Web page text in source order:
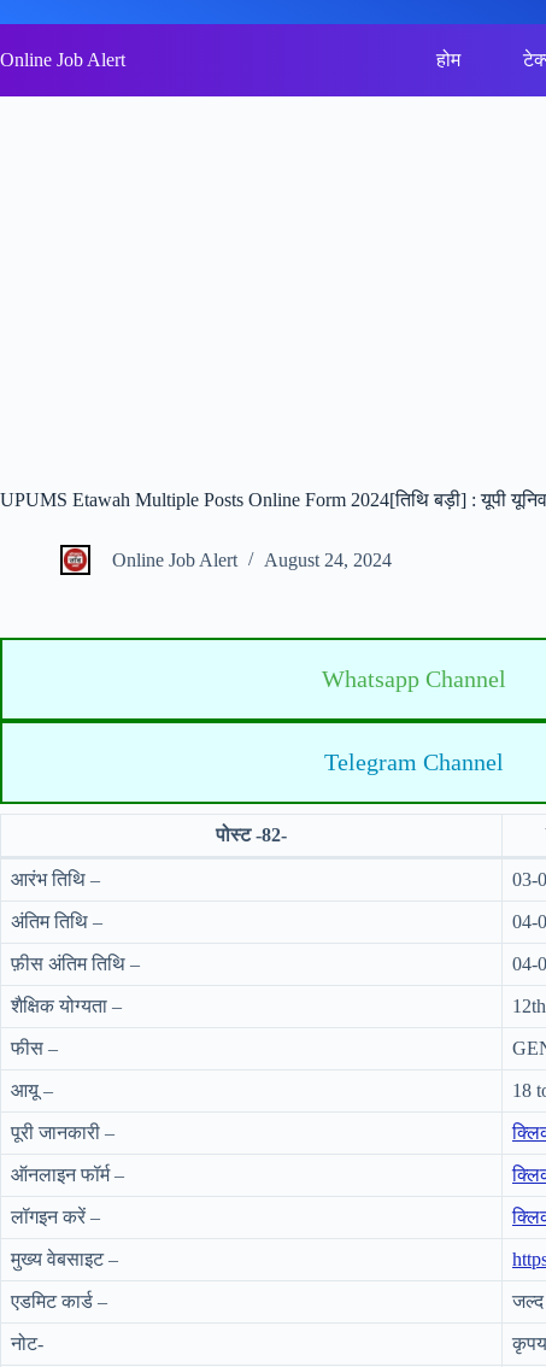
to
content
Online Job Alert होम
UPUMS Etawah Multiple Posts Online Form 2024[तिथि बड़ी] : यूपी
Online Job Alert August 24, 2024
Whatsapp Channel
Telegram Channel
पोस्ट -82-
आरंभ तिथि – 03-
अंतिम तिथि – 04-
फ़ीस अंतिम तिथि – 04-
शैक्षिक योग्यता –
फीस –
आयू – 18
पूरी जानकारी –
ऑनलाइन फॉर्म –
लॉगइन करें –
मुख्य वेबसाइट –
एडमिट कार्ड – जल्द
नोट-